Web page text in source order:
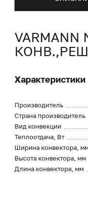
Характеристики
Производитель
Страна производитель
Вид конвекции
Теплоотдача, Вт
Ширина конвектора,
Высота конвектора, мм
Длина конвектора, мм